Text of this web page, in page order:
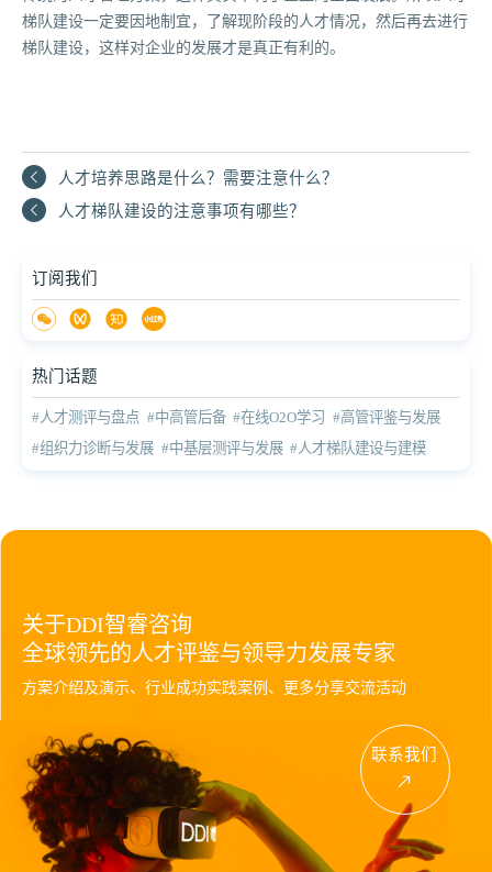
梯队建设一定要因地制宜，了解现阶段的人才情况，然后再去进行
梯队建设，这样对企业的发展才是真正有利的。
人才培养思路是什么？需要注意什么？
人才梯队建设的注意事项有哪些？
订阅我们
热门话题
#人才测评与盘点 #中高管后备 #在线O2O学习 #高管评鉴与发展
#组织力诊断与发展 #中基层测评与发展 #人才梯队建设与建模
关于DDI智睿咨询
全球领先的人才评鉴与领导力发展专家
方案介绍及演示、行业成功实践案例、更多分享交流活动
联系我们